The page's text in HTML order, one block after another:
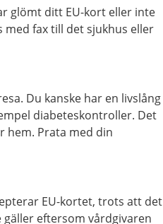
glömt ditt EU-kort eller inte
med fax till det sjukhus eller
Du kanske har en livslång
diabeteskontroller. Det
hem. Prata med din
EU-kortet, trots att det
gäller eftersom vårdgivaren